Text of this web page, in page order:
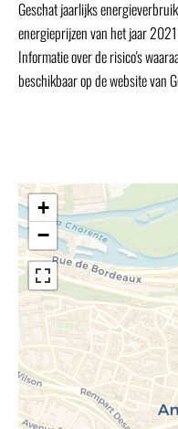
Geschat jaarlijks
energieprijzen van het jaar
Informatie over de risico's
beschikbaar op de website van
+
−